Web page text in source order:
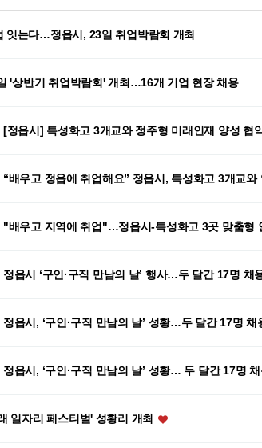
잇는다…정읍시, 23일 취업박람회 개최
'상반기 취업박람회' 개최…16개 기업 현장 채용
정읍시] 특성화고 3개교와 정주형 미래인재 양성 협
배우고 정읍에 취업해요” 정읍시, 특성화고 3개교
"배우고 지역에 취업"…정읍시-특성화고 3곳 맞춤형
읍시 ‘구인·구직 만남의 날’ 행사…두 달간 17명 채
읍시, ‘구인·구직 만남의 날’ 성황…두 달간 17명 채
읍시, ‘구인·구직 만남의 날’ 성황… 두 달간 17명
일자리 페스티벌' 성황리 개최